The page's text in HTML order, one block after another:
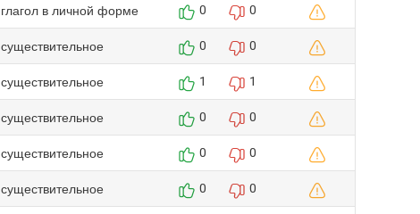
глагол в личной форме 0 0
существительное 0 0
существительное 1 1
существительное 0 0
существительное 0 0
существительное 0 0